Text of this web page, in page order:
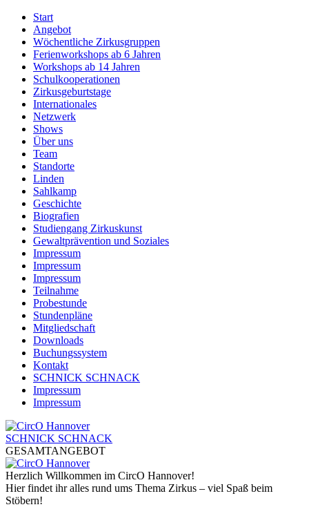
Start
Angebot
Wöchentliche Zirkusgruppen
Ferienworkshops ab 6 Jahren
Workshops ab 14 Jahren
Schulkooperationen
Zirkusgeburtstage
Internationales
Netzwerk
Shows
Über uns
Team
Standorte
Linden
Sahlkamp
Geschichte
Biografien
Studiengang Zirkuskunst
Gewaltprävention und Soziales
Impressum
Impressum
Impressum
Teilnahme
Probestunde
Stundenpläne
Mitgliedschaft
Downloads
Buchungssystem
Kontakt
SCHNICK SCHNACK
Impressum
Impressum
SCHNICK SCHNACK
GESAMTANGEBOT
Herzlich Willkommen im CircO Hannover!
Hier findet ihr alles rund ums Thema Zirkus – viel Spaß beim
Stöbern!